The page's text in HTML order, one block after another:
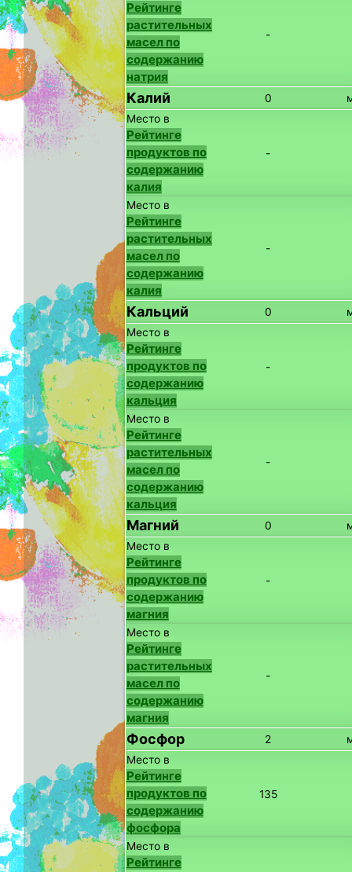
Рейтинге
растительных
масел по
содержанию
натрия
-
Калий 0
Место в
Рейтинге
продуктов по
содержанию
калия
-
Место в
Рейтинге
растительных
масел по
содержанию
калия
-
Кальций 0
Место в
Рейтинге
продуктов по
содержанию
кальция
-
Место в
Рейтинге
растительных
масел по
содержанию
кальция
-
Магний 0
Место в
Рейтинге
продуктов по
содержанию
магния
-
Место в
Рейтинге
растительных
масел по
содержанию
магния
-
Фосфор 2
Место в
Рейтинге
продуктов по
содержанию
фосфора
135
Место в
Рейтинге